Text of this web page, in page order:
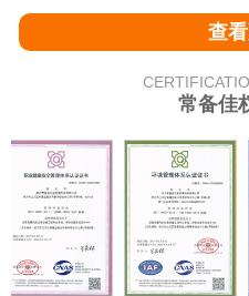
查
常备佳